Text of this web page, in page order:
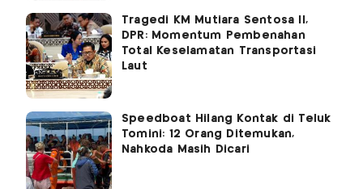
Tragedi KM Mutiara Sentosa II,
DPR: Momentum Pembenahan
Total Keselamatan Transportasi
Laut
Speedboat Hilang Kontak di Teluk
Tomini: 12 Orang Ditemukan,
Nahkoda Masih Dicari